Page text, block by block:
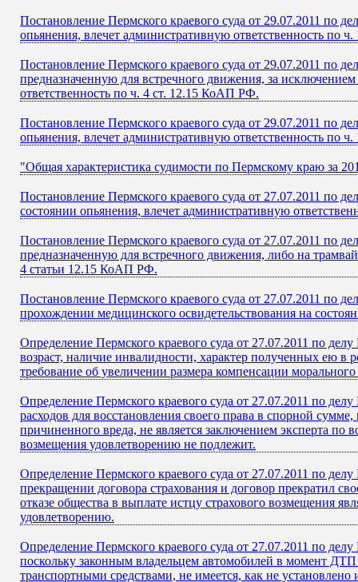
Постановление Пермского краевого суда от 29.07.2011 по
опьянения, влечет административную ответственность по
Постановление Пермского краевого суда от 29.07.2011 по
предназначенную для встречного движения, за
ответственность по ч. 4 ст. 12.15 КоАП РФ.
Постановление Пермского краевого суда от 29.07.2011 по
опьянения, влечет административную ответственность по
"Общая характеристика судимости по Пермскому краю за
Постановление Пермского краевого суда от 27.07.2011 по
состоянии опьянения, влечет административную
Постановление Пермского краевого суда от 27.07.2011 по
предназначенную для встречного движения, либо на
4 статьи 12.15 КоАП РФ.
Постановление Пермского краевого суда от 27.07.2011 по
прохождении медицинского освидетельствования на
Определение Пермского краевого суда от 27.07.2011 по
возраст, наличие инвалидности, характер полученных ею
требование об увеличении размера компенсации
Определение Пермского краевого суда от 27.07.2011 по
расходов для восстановления своего права в спорной
причиненного вреда, не является заключением эксперта по
возмещения удовлетворению не подлежит.
Определение Пермского краевого суда от 27.07.2011 по
прекращении договора страхования и договор прекратил
отказе общества в выплате истцу страхового возмещения
удовлетворению.
Определение Пермского краевого суда от 27.07.2011 по
поскольку законным владельцем автомобилей в момент ДТП
транспортными средствами, не имеется, как не